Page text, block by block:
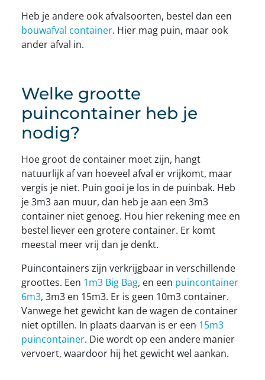
Heb je andere ook afvalsoorten, bestel dan een
bouwafval container. Hier mag puin, maar ook
ander afval in.
Welke grootte
puincontainer heb je
nodig?
Hoe groot de container moet zijn, hangt
natuurlijk af van hoeveel afval er vrijkomt, maar
vergis je niet. Puin gooi je los in de puinbak. Heb
je 3m3 aan muur, dan heb je aan een 3m3
container niet genoeg. Hou hier rekening mee en
bestel liever een grotere container. Er komt
meestal meer vrij dan je denkt.
Puincontainers zijn verkrijgbaar in verschillende
groottes. Een 1m3 Big Bag, en een puincontainer
6m3, 3m3 en 15m3. Er is geen 10m3 container.
Vanwege het gewicht kan de wagen de container
niet optillen. In plaats daarvan is er een 15m3
puincontainer. Die wordt op een andere manier
vervoert, waardoor hij het gewicht wel aankan.